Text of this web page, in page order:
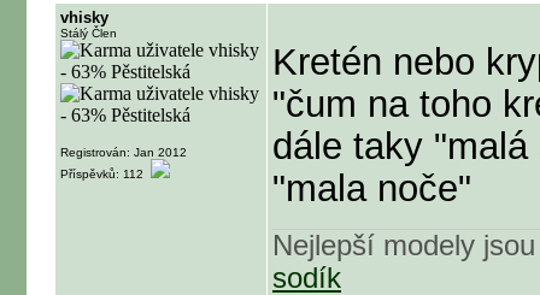
vhisky
Stálý Člen
Registrován: Jan 2012
Příspěvků: 112
Kretén nebo
"čum na toho
dále taky
"mala noče"
Nejlepší modely
sodík